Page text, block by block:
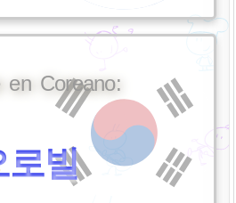
en Coreano:
로빌